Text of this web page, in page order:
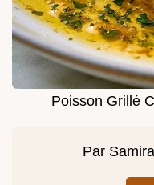
Poisson Grillé
Par